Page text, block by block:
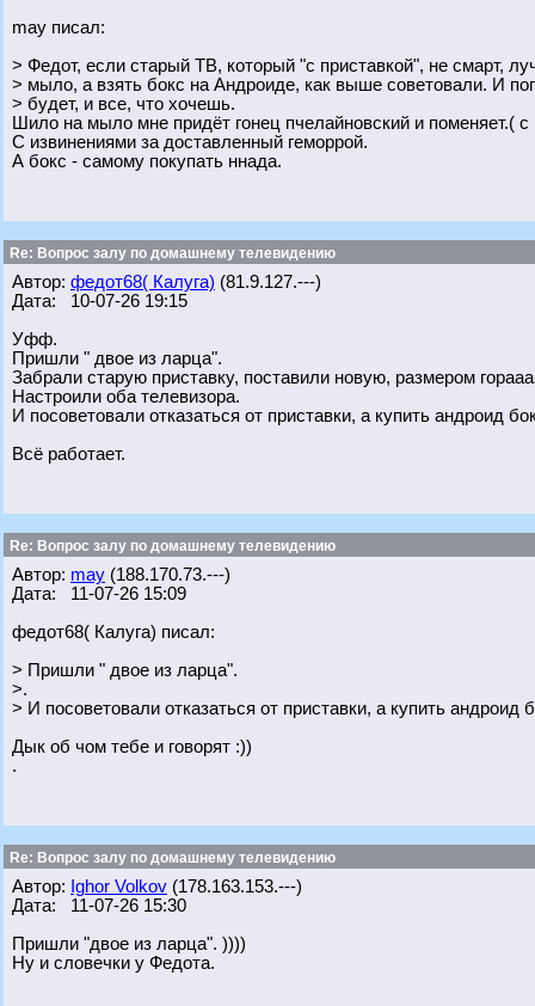
may писал:
> Федот, если старый ТВ, который "с приставкой", не смарт,
> мыло, а взять бокс на Андроиде, как выше советовали. И
> будет, и все, что хочешь.
Шило на мыло мне придёт гонец пчелайновский и поменяет.( с
С извинениями за доставленный геморрой.
А бокс - самому покупать ннада.
Re: Вопрос залу по домашнему телевидению
Автор: федот68( Калуга) (81.9.127.---)
Дата: 10-07-26 19:15
Уфф.
Пришли " двое из ларца".
Забрали старую приставку, поставили новую, размером
Настроили оба телевизора.
И посоветовали отказаться от приставки, а купить андроид
Всё работает.
Re: Вопрос залу по домашнему телевидению
Автор: may (188.170.73.---)
Дата: 11-07-26 15:09
федот68( Калуга) писал:
> Пришли " двое из ларца".
>.
> И посоветовали отказаться от приставки, а купить андроид
Дык об чом тебе и говорят :))
.
Re: Вопрос залу по домашнему телевидению
Автор: Ighor Volkov (178.163.153.---)
Дата: 11-07-26 15:30
Пришли "двое из ларца". ))))
Ну и словечки у Федота.